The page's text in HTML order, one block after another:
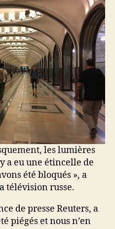
les lumières
a eu une étincelle de
été bloqués », a
télévision russe.
de presse Reuters, a
piégés et nous n’en